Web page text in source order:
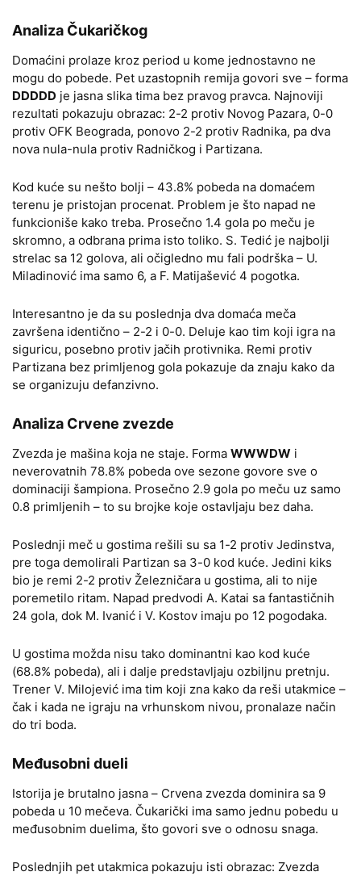
Analiza Čukaričkog
Domaćini prolaze kroz period u kome jednostavno ne
mogu do pobede. Pet uzastopnih remija govori sve – forma
DDDDD je jasna slika tima bez pravog pravca. Najnoviji
rezultati pokazuju obrazac: 2-2 protiv Novog Pazara, 0-0
protiv OFK Beograda, ponovo 2-2 protiv Radnika, pa dva
nova nula-nula protiv Radničkog i Partizana.
Kod kuće su nešto bolji – 43.8% pobeda na domaćem
terenu je pristojan procenat. Problem je što napad ne
funkcioniše kako treba. Prosečno 1.4 gola po meču je
skromno, a odbrana prima isto toliko. S. Tedić je najbolji
strelac sa 12 golova, ali očigledno mu fali podrška – U.
Miladinović ima samo 6, a F. Matijašević 4 pogotka.
Interesantno je da su poslednja dva domaća meča
završena identično – 2-2 i 0-0. Deluje kao tim koji igra na
siguricu, posebno protiv jačih protivnika. Remi protiv
Partizana bez primljenog gola pokazuje da znaju kako da
se organizuju defanzivno.
Analiza Crvene zvezde
Zvezda je mašina koja ne staje. Forma WWWDW i
neverovatnih 78.8% pobeda ove sezone govore sve o
dominaciji šampiona. Prosečno 2.9 gola po meču uz samo
0.8 primljenih – to su brojke koje ostavljaju bez daha.
Poslednji meč u gostima rešili su sa 1-2 protiv Jedinstva,
pre toga demolirali Partizan sa 3-0 kod kuće. Jedini kiks
bio je remi 2-2 protiv Železničara u gostima, ali to nije
poremetilo ritam. Napad predvodi A. Katai sa fantastičnih
24 gola, dok M. Ivanić i V. Kostov imaju po 12 pogodaka.
U gostima možda nisu tako dominantni kao kod kuće
(68.8% pobeda), ali i dalje predstavljaju ozbiljnu pretnju.
Trener V. Milojević ima tim koji zna kako da reši utakmice –
čak i kada ne igraju na vrhunskom nivou, pronalaze način
do tri boda.
Međusobni dueli
Istorija je brutalno jasna – Crvena zvezda dominira sa 9
pobeda u 10 mečeva. Čukarički ima samo jednu pobedu u
međusobnim duelima, što govori sve o odnosu snaga.
Poslednjih pet utakmica pokazuju isti obrazac: Zvezda